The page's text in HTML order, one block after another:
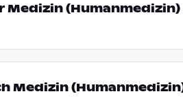
Medizin (Humanmedizin)
Medizin